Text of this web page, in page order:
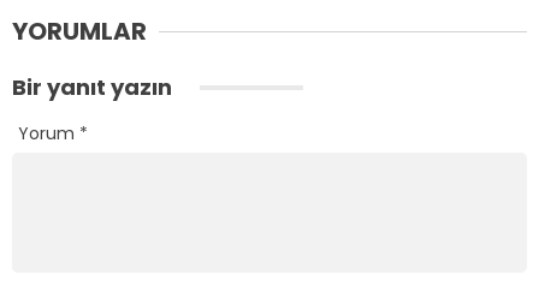
YORUMLAR
Bir yanıt yazın
Yorum *